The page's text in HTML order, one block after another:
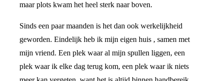
maar plots kwam het heel sterk naar boven.
Sinds een paar maanden is het dan ook werkelijkheid
geworden. Eindelijk heb ik mijn eigen huis , samen met
mijn vriend. Een plek waar al mijn spullen liggen, een
plek waar ik elke dag terug kom, een plek waar ik niets